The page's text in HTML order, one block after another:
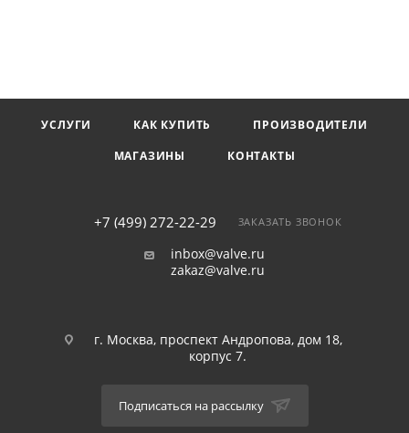
УСЛУГИ КАК КУПИТЬ
ПРОИЗВОДИТЕЛИ
МАГАЗИНЫ
КОНТАКТЫ
+7 (499) 272-22-29 ЗАКАЗАТЬ ЗВОНОК
inbox@valve.ru
zakaz@valve.ru
г. Москва, проспект Андропова, дом 18,
корпус 7.
Подписаться на рассылку